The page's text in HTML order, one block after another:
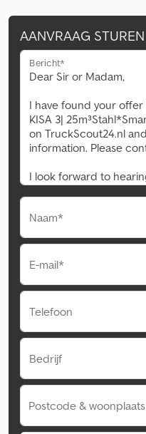
AANVRAAG STUREN
Bericht*
Naam*
E-mail*
Telefoon
Bedrijf
Postcode & woonplaats